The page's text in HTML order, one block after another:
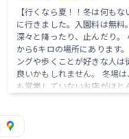
【行くなら夏！！冬は何もな
に行きました。入園料は無料
深々と降ったり、止んだり。 小岩井駅
から6キロの場所にあります
ングや歩くことが好きな人は
良いかもしれません。 冬場は、園内で
も営業していないお店がほと
ず、レストランなども営業し
為、本当に行っただけという